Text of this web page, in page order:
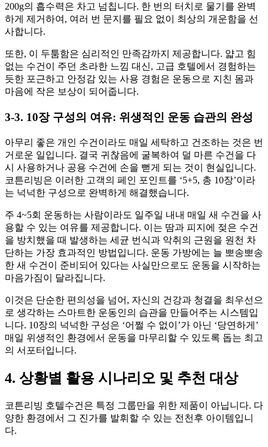
200g의 흡수력은 차고 넘칩니다. 한 번의 터치로 물기를 완벽
하게 제거하여, 여러 번 문지를 필요 없이 최상의 개운함을 선
사합니다.
또한, 이 두툼함은 심리적인 만족감까지 제공합니다. 얇고 힘
없는 수건이 주던 초라한 느낌 대신, 고급 호텔에서 경험하는
듯한 포근하고 안정감 있는 사용 경험은 운동으로 지친 몸과
마음에 작은 보상이 되어줍니다.
3-3. 10장 구성의 여유: 위생적인 운동 습관의 완성
아무리 좋은 개인 수건이라도 매일 세탁하고 건조하는 것은 번
거로운 일입니다. 결국 귀찮음에 굴복하여 덜 마른 수건을 다
시 사용하거나 공용 수건에 손을 뻗게 되는 것이 현실입니다.
코튼리빙은 이러한 고객의 페인 포인트를 ‘5+5, 총 10장’이라
는 넉넉한 구성으로 완벽하게 해결했습니다.
주 4~5회 운동하는 사람이라도 일주일 내내 매일 새 수건을 사
용할 수 있는 여유를 제공합니다. 이는 땀과 피지에 젖은 수건
을 방치했을 때 발생하는 세균 번식과 악취의 근원을 원천 차
단하는 가장 효과적인 방법입니다. 운동 가방에는 늘 뽀송뽀송
한 새 수건이 준비되어 있다는 사실만으로도 운동을 시작하는
마음가짐이 달라집니다.
이것은 단순한 편의성을 넘어, 자신의 건강과 청결을 최우선으
로 생각하는 스마트한 운동인의 습관을 만들어주는 시스템입
니다. 10장의 넉넉한 구성은 ‘어쩔 수 없이’가 아닌 ‘당연하게’
매일 위생적인 환경에서 운동을 마무리할 수 있도록 돕는 최고
의 서포터입니다.
4. 상황별 활용 시나리오 및 추천 대상
코튼리빙 호텔수건은 특정 그룹만을 위한 제품이 아닙니다. 다
양한 환경에서 그 진가를 발휘할 수 있는 전천후 아이템입니
다.